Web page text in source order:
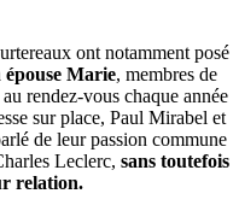
ont notamment posé
Marie, membres de
rendez-vous chaque année
sur place, Paul Mirabel et
de leur passion commune
Leclerc, sans toutefois
relation.